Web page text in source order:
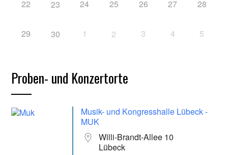
22 23 24 25 26 27 28
29 30 1 2 3 4 5
Proben- und Konzertorte
Musik- und Kongresshalle Lübeck -
MUK
Willi-Brandt-Allee 10
Lübeck